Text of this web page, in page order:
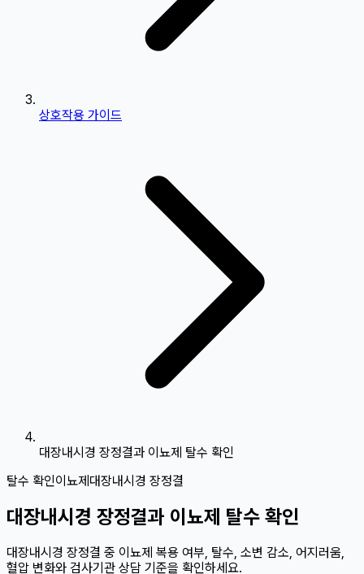
상호작용 가이드
대장내시경 장정결과 이뇨제 탈수 확인
탈수 확인이뇨제대장내시경 장정결
대장내시경 장정결과 이뇨제 탈수 확인
대장내시경 장정결 중 이뇨제 복용 여부, 탈수, 소변 감소, 어지러움,
혈압 변화와 검사기관 상담 기준을 확인하세요.